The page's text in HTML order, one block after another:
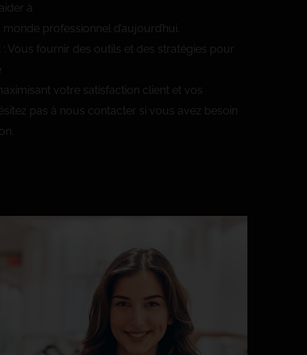
à
professionnel d’aujourd’hui.
Vous fournir des outils et des stratégies pour
votre satisfaction client et vos
pas à nous contacter si vous avez besoin